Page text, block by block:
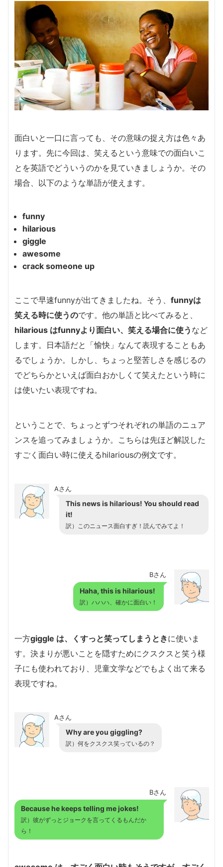
面白いと一口に言っても、その意味の捉え方は色々あ
ります。先に今回は、笑えるという意味での面白いこ
とを英語でどういうのかを見ていきましょうか。その
場合、以下のような単語が使えます。
funny
hilarious
giggle
awesome
crack someone up
ここで早速funnyが出てきましたね。そう、 funnyは
笑える時に使うのです。他の単語と比べてみると、
hilarious はfunnyより面白い、笑える場合に使う など
します。日本語だと「愉快」なんて表現することもあ
るでしょうか。しかし、ちょっと堅苦しさを感じるの
でどちらかといえば面白おかしくて笑えたという時に
は使いたい表現ですね。
ということで、ちょっとずつそれぞれの単語のニュア
ンスを追ってみましょうか。こちらは先ほど解説した
すごく面白い時に使えるhilariousの例文です。
Aさん
This news is hilarious! You should read
it!
訳）このニュース面白すぎ！読んでみてよ！
Bさん
Haha, this is hilarious!
訳）ハハハ、確かに面白い！
一方giggle は、くすっと笑ってしまうときに使いま
す。決まりが悪いことを隠すためにクスクスと笑う様
子にも使われており、児童文学などでもよく出て来る
表現ですね。
Aさん
Why are you giggling?
訳）何をクスクス笑っているの？
Bさん
Because he keeps telling me jokes!
訳）彼がずっとジョークを言ってくるもんだか
ら！